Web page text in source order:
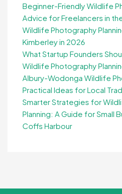
Beginner-Friendly Wildlife
Advice for Freelancers in
Wildlife Photography
Kimberley in 2026
What Startup Founders
Wildlife Photography
Albury-Wodonga Wildlife
Practical Ideas for Local
Smarter Strategies for
Planning: A Guide for Small
Coffs Harbour